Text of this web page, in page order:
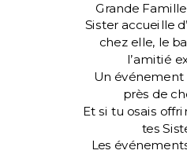
Grande
Sister accueille
chez elle, le
l’amitié
Un événement
près de
Et si tu osais
tes
Les